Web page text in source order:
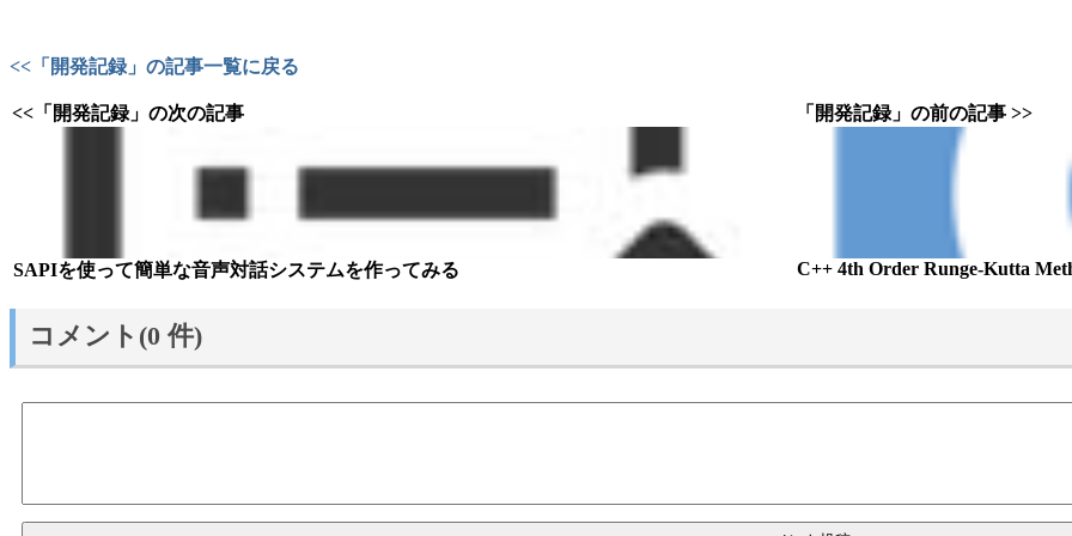
<<「開発記録」の記事一覧に戻る
<<「開発記録」の次の記事
SAPIを使って簡単な音声対話システムを作ってみる
「開発記録」の前の記事 >>
C++ 4th Order Runge-Kutta
コメント(0 件)